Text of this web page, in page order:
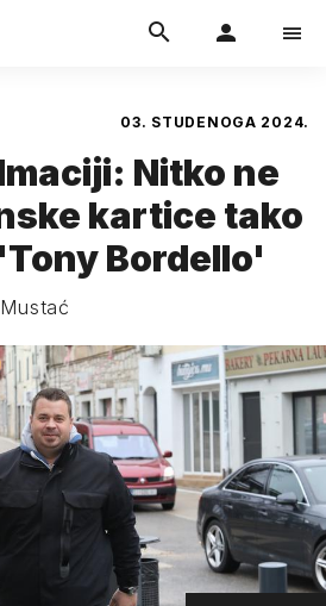
03. STUDENOGA 2024.
Nitko ne
kartice tako
Bordello'